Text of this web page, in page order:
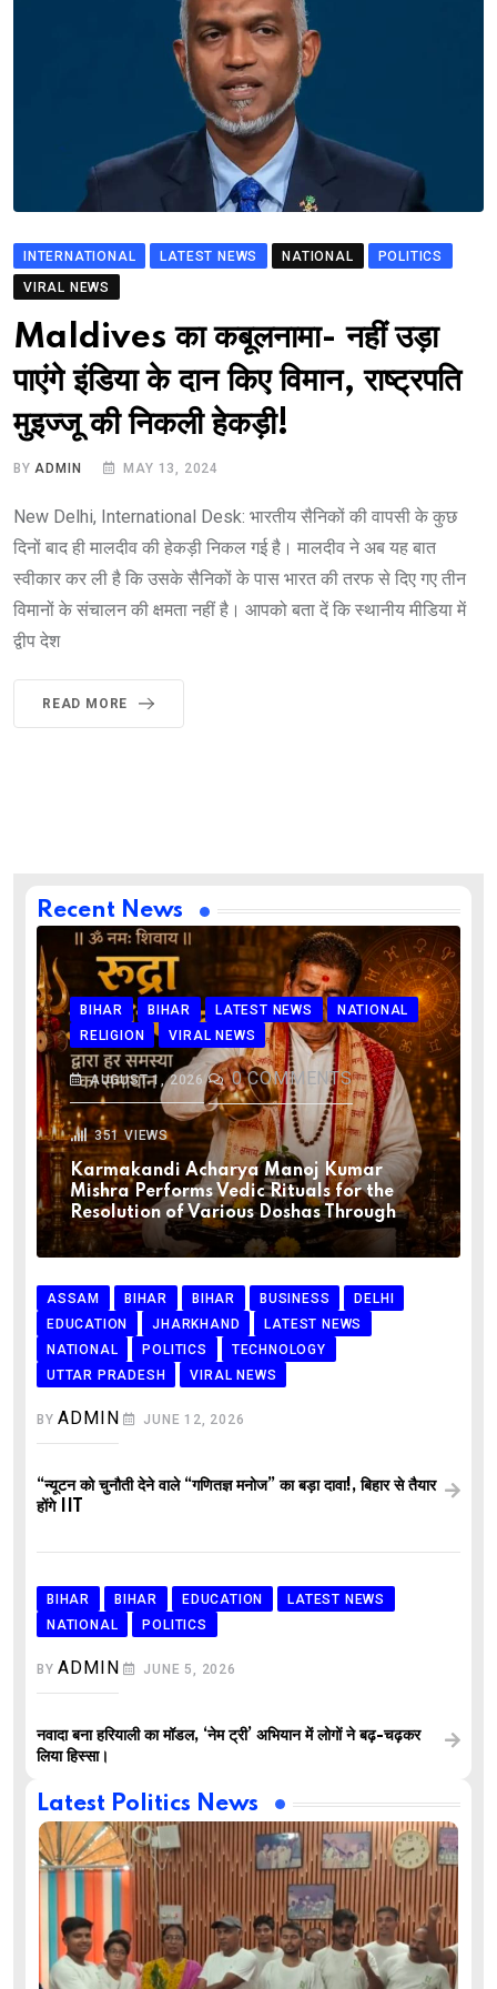
INTERNATIONAL LATEST NEWS NATIONAL
POLITICS
VIRAL NEWS
Maldives का कबूलनामा- नहीं उड़ा
पाएंगे इंडिया के दान किए विमान, राष्ट्रपति
मुइज्जू की निकली हेकड़ी!
BYADMIN MAY 13, 2024
New Delhi, International Desk: भारतीय सैनिकों की वापसी के कुछ
दिनों बाद ही मालदीव की हेकड़ी निकल गई है। मालदीव ने अब यह बात
स्वीकार कर ली है कि उसके सैनिकों के पास भारत की तरफ से दिए गए तीन
विमानों के संचालन की क्षमता नहीं है। आपको बता दें कि स्थानीय मीडिया में
द्वीप देश
READ MORE
Recent News
BIHAR BIHAR LATEST NEWS
NATIONAL
RELIGION
VIRAL NEWS
AUGUST 1, 2026 0COMMENTS
351 VIEWS
Karmakandi Acharya Manoj Kumar
Mishra Performs Vedic Rituals for the
Resolution of Various Doshas Through
ASSAM BIHAR BIHAR BUSINESS
DELHI
EDUCATION
JHARKHAND
LATEST NEWS
NATIONAL
POLITICS
TECHNOLOGY
UTTAR PRADESH
VIRAL NEWS
BYADMIN JUNE 12, 2026
“न्यूटन को चुनौती देने वाले “गणितज्ञ मनोज” का बड़ा दावा!, बिहार से तैयार
होंगे IIT
BIHAR BIHAR EDUCATION
LATEST NEWS
NATIONAL
POLITICS
BYADMIN JUNE 5, 2026
नवादा बना हरियाली का मॉडल, ‘नेम ट्री’ अभियान में लोगों ने बढ़-चढ़कर
लिया हिस्सा।
Latest Politics News